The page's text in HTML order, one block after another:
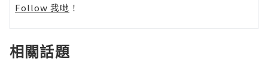
Follow 我哋 ！
相關話題